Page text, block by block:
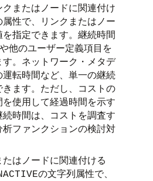
クまたはノードに関連付け
性で、リンクまたはノー
を指定できます。継続時間
他のユーザー定義項目を
。ネットワーク・メタデ
転時間など、単一の継続
ます。ただし、コストの
使用して経過時間を示す
時間は、コストを調査す
ファンクションの検討対
はノードに関連付ける
の文字列属性で、